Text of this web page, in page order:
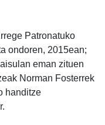
Patronatuko
ondoren, 2015ean;
eman zituen
Norman Fosterrek
handitze